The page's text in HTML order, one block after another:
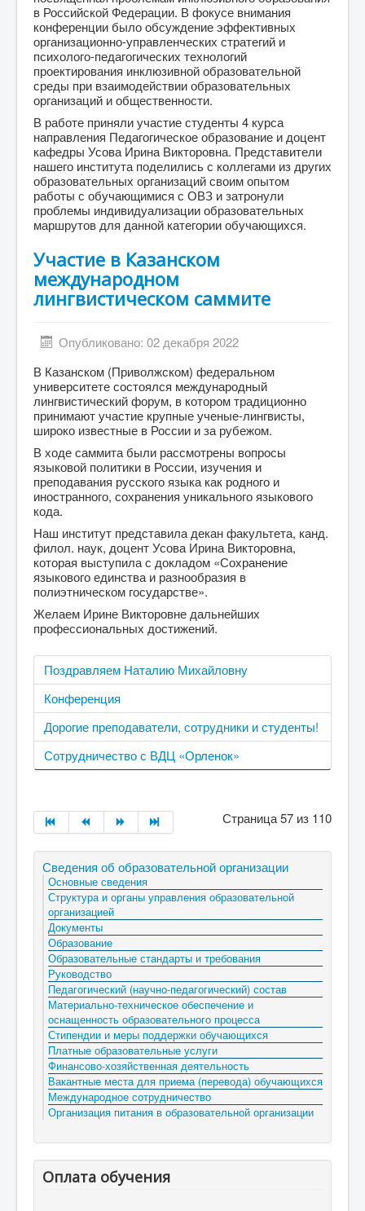
в Российской Федерации. В фокусе внимания
конференции было обсуждение эффективных
организационно-управленческих стратегий и
психолого-педагогических технологий
проектирования инклюзивной образовательной
среды при взаимодействии образовательных
организаций и общественности.
В работе приняли участие студенты 4 курса
направления Педагогическое образование и доцент
кафедры Усова Ирина Викторовна. Представители
нашего института поделились с коллегами из других
образовательных организаций своим опытом
работы с обучающимися с ОВЗ и затронули
проблемы индивидуализации образовательных
маршрутов для данной категории обучающихся.
Участие в Казанском
международном
лингвистическом саммите
Опубликовано: 02 декабря 2022
В Казанском (Приволжском) федеральном
университете состоялся международный
лингвистический форум, в котором традиционно
принимают участие крупные ученые-лингвисты,
широко известные в России и за рубежом.
В ходе саммита были рассмотрены вопросы
языковой политики в России, изучения и
преподавания русского языка как родного и
иностранного, сохранения уникального языкового
кода.
Наш институт представила декан факультета, канд.
филол. наук, доцент Усова Ирина Викторовна,
которая выступила с докладом «Сохранение
языкового единства и разнообразия в
полиэтническом государстве».
Желаем Ирине Викторовне дальнейших
профессиональных достижений.
Поздравляем Наталию Михайловну
Конференция
Дорогие преподаватели, сотрудники и студенты!
Сотрудничество с ВДЦ «Орленок»
Страница 57 из 110
Сведения об образовательной организации
Основные сведения
Структура и органы управления образовательной
организацией
Документы
Образование
Образовательные стандарты и требования
Руководство
Педагогический (научно-педагогический) состав
Материально-техническое обеспечение и
оснащенность образовательного процесса
Стипендии и меры поддержки обучающихся
Платные образовательные услуги
Финансово-хозяйственная деятельность
Вакантные места для приема (перевода) обучающихся
Международное сотрудничество
Организация питания в образовательной организации
Оплата обучения